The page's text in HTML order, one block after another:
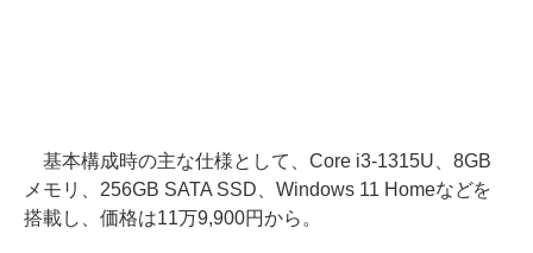
基本構成時の主な仕様として、Core i3-1315U、8GB
メモリ、256GB SATA SSD、Windows 11 Homeなどを
搭載し、価格は11万9,900円から。